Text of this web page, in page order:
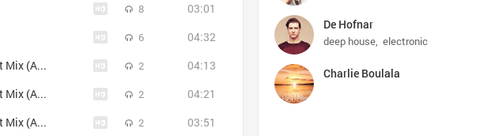
8
03:01
6
04:32
Melodic Sounds Guest Mix (August 2015) Track 02 [vk.com/lostinspacemoscow]
2
04:13
Melodic Sounds Guest Mix (August 2015) Track 11 [vk.com/lostinspacemoscow]
2
04:21
Melodic Sounds Guest Mix (August 2015) Track 01 [vk.com/lostinspacemoscow]
2 03:51
De Hofnar
deep house electronic
Charlie Boulala